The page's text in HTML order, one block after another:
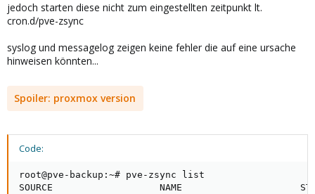
jedoch starten diese nicht zum eingestellten zeitpunkt lt.
cron.d/pve-zsync
syslog und messagelog zeigen keine fehler die auf eine ursache
hinweisen könnten...
Spoiler: proxmox version
Code:
root@pve-backup:~# pve-zsync list
SOURCE                   NAME